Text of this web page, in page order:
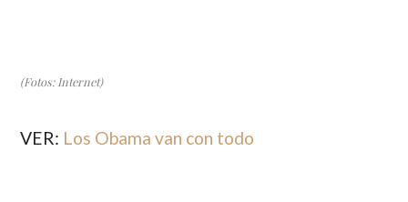
(Fotos: Internet)
VER: Los Obama van con todo